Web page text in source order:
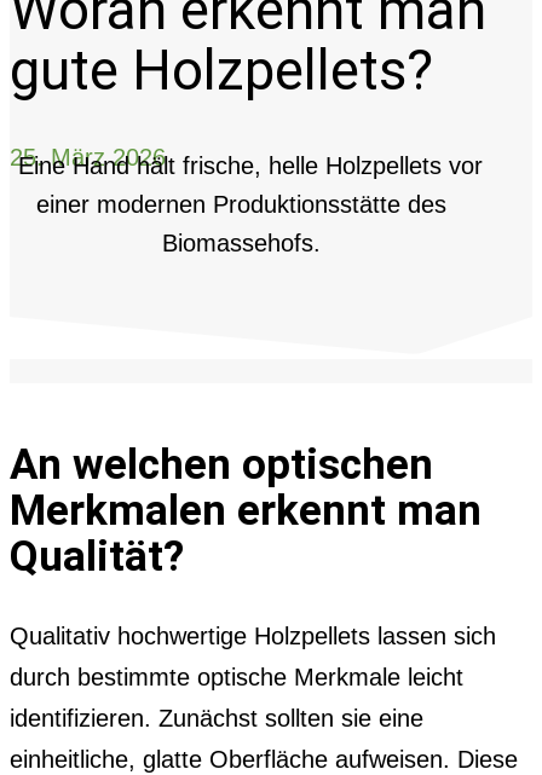
gute Holzpellets?
25. März 2026
An welchen optischen
Merkmalen erkennt man
Qualität?
Qualitativ hochwertige Holzpellets lassen sich
durch bestimmte optische Merkmale leicht
identifizieren. Zunächst sollten sie eine
einheitliche, glatte Oberfläche aufweisen. Diese